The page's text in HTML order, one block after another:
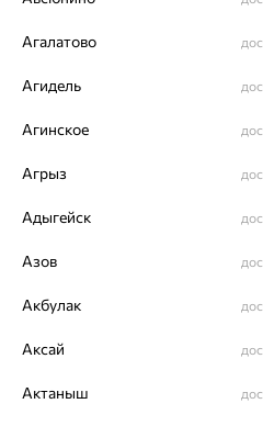
Агалатово
Агидель
Агинское
Агрыз
Адыгейск
Азов
Акбулак
Аксай
Актаныш